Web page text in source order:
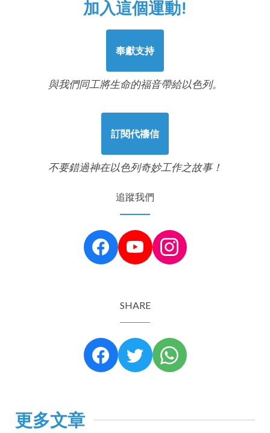
加入這個運動!
奉獻支持
與我們同工將生命的福音帶給以色列。
訂閱代禱信
不要錯過神在以色列奇妙工作之故事！
追蹤我們
SHARE
更多文章